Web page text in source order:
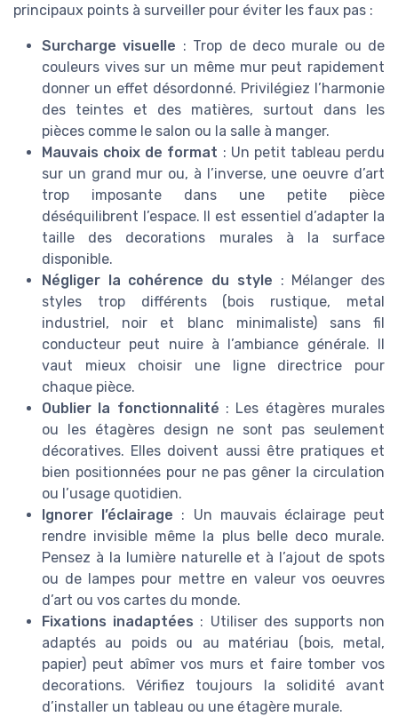
principaux points à surveiller pour éviter les faux pas :
Surcharge visuelle : Trop de deco murale ou de
couleurs vives sur un même mur peut rapidement
donner un effet désordonné. Privilégiez l’harmonie
des teintes et des matières, surtout dans les
pièces comme le salon ou la salle à manger.
Mauvais choix de format : Un petit tableau perdu
sur un grand mur ou, à l’inverse, une oeuvre d’art
trop imposante dans une petite pièce
déséquilibrent l’espace. Il est essentiel d’adapter la
taille des decorations murales à la surface
disponible.
Négliger la cohérence du style : Mélanger des
styles trop différents (bois rustique, metal
industriel, noir et blanc minimaliste) sans fil
conducteur peut nuire à l’ambiance générale. Il
vaut mieux choisir une ligne directrice pour
chaque pièce.
Oublier la fonctionnalité : Les étagères murales
ou les étagères design ne sont pas seulement
décoratives. Elles doivent aussi être pratiques et
bien positionnées pour ne pas gêner la circulation
ou l’usage quotidien.
Ignorer l’éclairage : Un mauvais éclairage peut
rendre invisible même la plus belle deco murale.
Pensez à la lumière naturelle et à l’ajout de spots
ou de lampes pour mettre en valeur vos oeuvres
d’art ou vos cartes du monde.
Fixations inadaptées : Utiliser des supports non
adaptés au poids ou au matériau (bois, metal,
papier) peut abîmer vos murs et faire tomber vos
decorations. Vérifiez toujours la solidité avant
d’installer un tableau ou une étagère murale.